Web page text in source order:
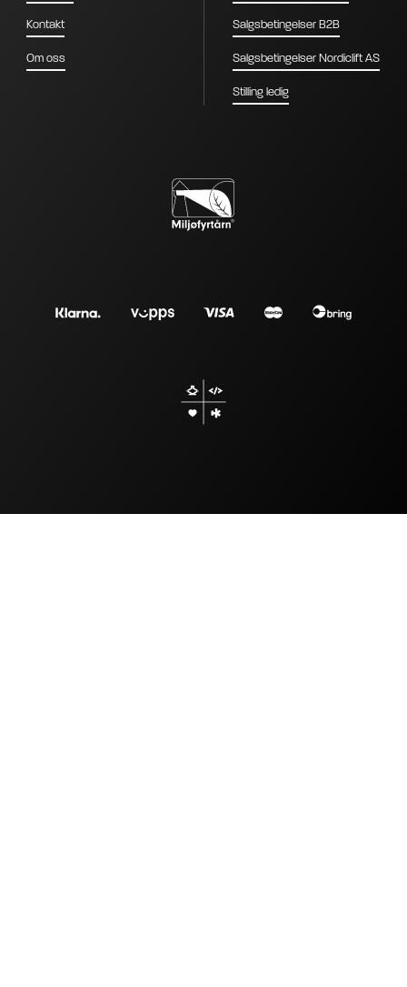
Kontakt
Om oss
Salgsbetingelser B2B
Salgsbetingelser Nordiclift AS
Stilling ledig